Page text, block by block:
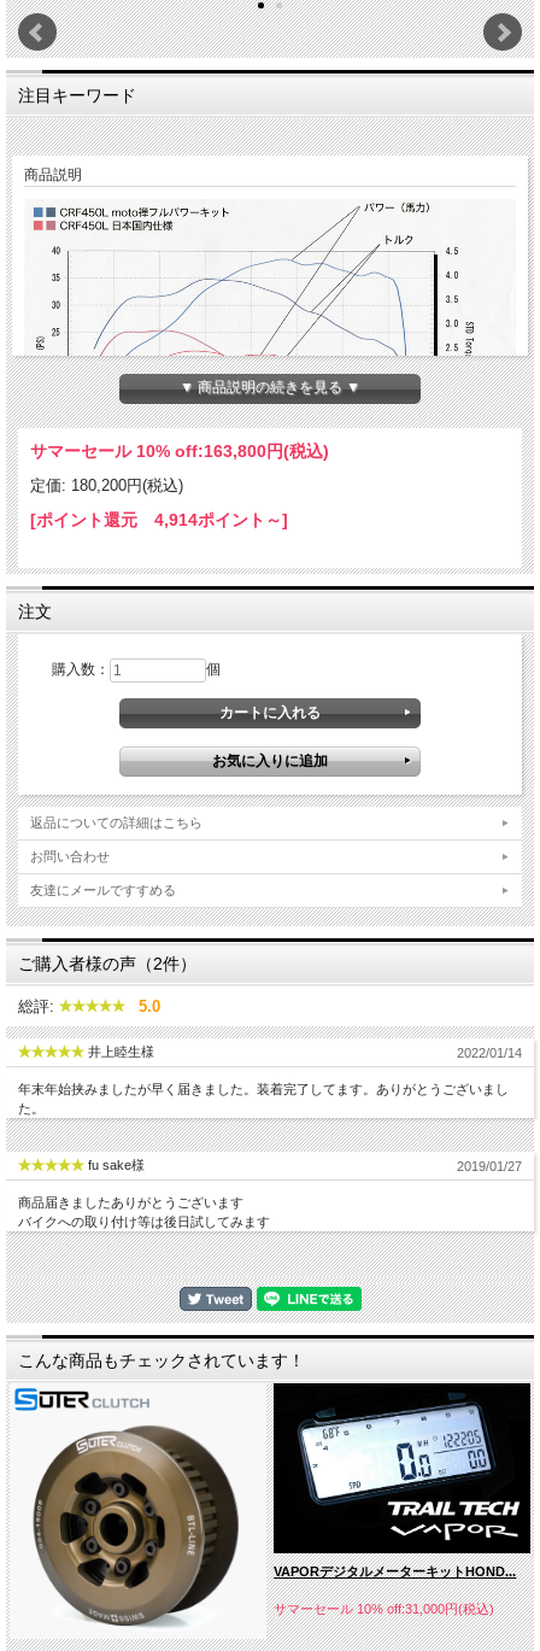
注目キーワード
商品説明
タイヤ：17インチモタードタイヤ
スプロケット：F 13T、 R 50T
おとなしかったCRF450Lもこのキットを使用すればモンスターレーサーに早変わ
り！！
約21ps→38psへおよそ2倍のパワーアップ！
レブリミットは9500rpm→10200rpm。
フルパワー化に必要な部品をセットにしました。
取り付けは簡単ボルトオン！
キット内容：
ダウンドラフトトチューブ
コンプリートスロットルボディ
※※※注意点※※※
す。
・取り付けには専門知識が必要です。取り付けはバイクショップなどで行なってく
ださい。
・リスクをご理解の上、お客様の自己責任にてご使用されるようお願いいたしま
す。
----------------
納期について
----------------
海外お取り寄せになり、納期は2-3週間いただきます。
ご注文後に発送目安を連絡いたします。
よりパワーを求める方にはオリジナルレーシングエキゾーストシステムをおすすめ
します。SMR Power Core CRF450L専用 レーシングエキゾーストマフラー ヘキサ
ゴンタイプ
SMR Power Core CRF450L専用 レーシングエキゾーストマフラー オーバルタイプ
▼ 商品説明の続きを見る ▼
サマーセール 10% off:163,800円(税込)
定価: 180,200円(税込)
[ポイント還元 4,914ポイント～]
注文
購入数： 個
返品についての詳細はこちら
お問い合わせ
友達にメールですすめる
ご購入者様の声（2件）
総評: 5.0
井上睦生様 2022/01/14
年末年始挟みましたが早く届きました。装着完了してます。ありがとうございまし
た。
fu sake様 2019/01/27
商品届きましたありがとうございます
バイクへの取り付け等は後日試してみます
こんな商品もチェックされています！
VAPORデジタルメーターキットHOND...
サマーセール 10% off:31,000円(税込)